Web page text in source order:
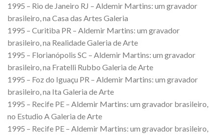
1995 – Rio de Janeiro RJ – Aldemir Martins: um gravador
brasileiro, na Casa das Artes Galeria
1995 – Curitiba PR – Aldemir Martins: um gravador
brasileiro, na Realidade Galeria de Arte
1995 – Florianópolis SC – Aldemir Martins: um gravador
brasileiro, na Fratelli Rubbo Galeria de Arte
1995 – Foz do Iguaçu PR – Aldemir Martins: um gravador
brasileiro, na Ita Galeria de Arte
1995 – Recife PE – Aldemir Martins: um gravador brasileiro,
no Estudio A Galeria de Arte
1995 – Recife PE – Aldemir Martins: um gravador brasileiro,